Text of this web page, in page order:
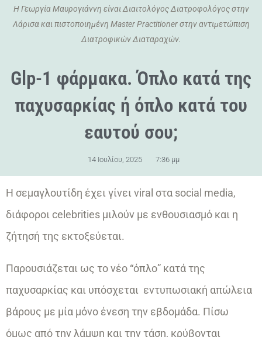
Η Γεωργία Μαυρογιάννη είναι Διαιτολόγος Διατροφολόγος στην
Λάρισα και πιστοποιημένη Master Practitioner στην αντιμετώπιση
Διατροφικών Διαταραχών.
Glp-1 φάρμακα. Όπλο κατά της
παχυσαρκίας ή όπλο κατά του
εαυτού σου;
14 Ιουλίου, 2025 7:36 μμ
Η σεμαγλουτίδη έχει γίνει viral στα social media,
διάφοροι celebrities μιλούν με ενθουσιασμό και η
ζήτησή της εκτοξεύεται.
Παρουσιάζεται ως το νέο “όπλο” κατά της
παχυσαρκίας και υπόσχεται εντυπωσιακή απώλεια
βάρους με μία μόνο ένεση την εβδομάδα. Πίσω
όμως από την λάμψη και την τάση, κρύβονται